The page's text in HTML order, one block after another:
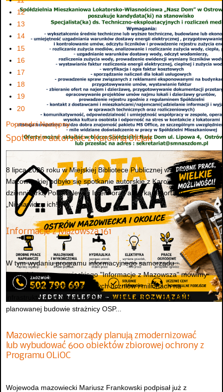
12
13
14
15
16
17
18
19
20
Poprzedni Następny
Spotkanie autorskie z Karoliną Olejak
8 lipca 2026 roku w Miejskiej Bibliotece Publicznej w Ostrowi
Mazowieckiej odbyło się spotkanie autorskie z Karoliną Olejak –
dziennikarką Polsat News i Interii oraz autorką reportażu
„Nienawidzę ich! To...
Informacje z Mazowsza 161
W tym wydaniu programu informacyjnego samorządu
województwa mazowieckiego "Informacje z Mazowsza" mówimy
m.in. o stypendiach dla zdolnych uczniów i milionach na
infrastrukturę sportową, dofinansowaniu ochrony zabytków,
planowanej budowie strażnicy OSP...
Mazowieckie samorządy planują zmodernizować
lub wybudować 600 obiektów zbiorowej ochrony z
Programu OLiOC
Wojewoda mazowiecki Mariusz Frankowski podpisał już z